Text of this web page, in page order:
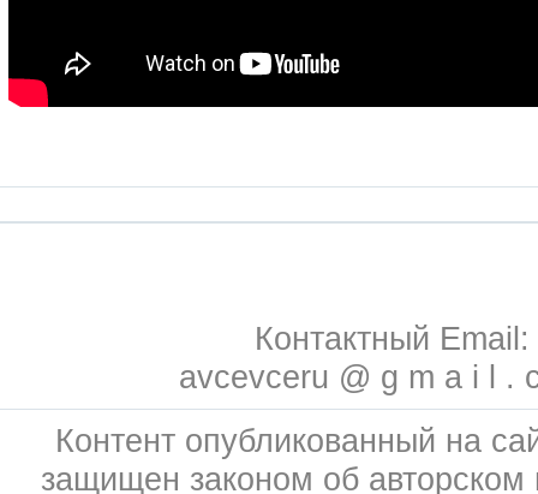
Контактный Email:
avcevceru @ g m a i l .
Контент опубликованный на
защищен законом об